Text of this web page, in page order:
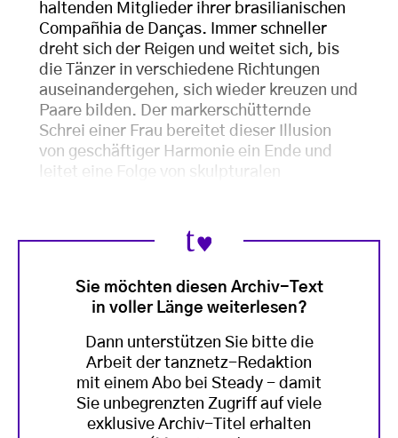
haltenden Mitglieder ihrer brasilianischen
Compañhia de Danças. Immer schneller
dreht sich der Reigen und weitet sich, bis
die Tänzer in verschiedene Richtungen
auseinandergehen, sich wieder kreuzen und
Paare bilden. Der markerschütternde
Schrei einer Frau bereitet dieser Illusion
von geschäftiger Harmonie ein Ende und
leitet eine Folge von skulpturalen
Sie möchten diesen Archiv-Text
in voller Länge weiterlesen?
Dann unterstützen Sie bitte die
Arbeit der tanznetz-Redaktion
mit einem Abo bei Steady - damit
Sie unbegrenzten Zugriff auf viele
exklusive Archiv-Titel erhalten